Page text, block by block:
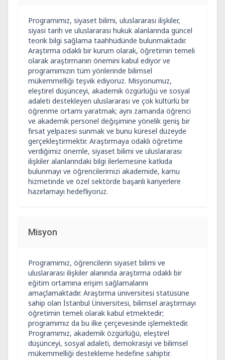
Programımız, siyaset bilimi, uluslararası ilişkiler,
siyasi tarih ve uluslararası hukuk alanlarında güncel
teorik bilgi sağlama taahhüdünde bulunmaktadır.
Araştırma odaklı bir kurum olarak, öğretimin temeli
olarak araştırmanın önemini kabul ediyor ve
programımızın tüm yönlerinde bilimsel
mükemmelliği teşvik ediyoruz. Misyonumuz,
eleştirel düşünceyi, akademik özgürlüğü ve sosyal
adaleti destekleyen uluslararası ve çok kültürlü bir
öğrenme ortamı yaratmak; aynı zamanda öğrenci
ve akademik personel değişimine yönelik geniş bir
fırsat yelpazesi sunmak ve bunu küresel düzeyde
gerçekleştirmektir. Araştırmaya odaklı öğretime
verdiğimiz önemle, siyaset bilimi ve uluslararası
ilişkiler alanlarındaki bilgi ilerlemesine katkıda
bulunmayı ve öğrencilerimizi akademide, kamu
hizmetinde ve özel sektörde başarılı kariyerlere
hazırlamayı hedefliyoruz.
Misyon
Programımız, öğrencilerin siyaset bilimi ve
uluslararası ilişkiler alanında araştırma odaklı bir
eğitim ortamına erişim sağlamalarını
amaçlamaktadır. Araştırma üniversitesi statüsüne
sahip olan İstanbul Üniversitesi, bilimsel araştırmayı
öğretimin temeli olarak kabul etmektedir;
programımız da bu ilke çerçevesinde işlemektedir.
Programımız, akademik özgürlüğü, eleştirel
düşünceyi, sosyal adaleti, demokrasiyi ve bilimsel
mükemmelliği destekleme hedefine sahiptir.